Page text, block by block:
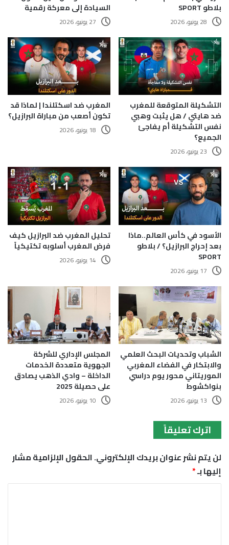
بلاطو SPORT
28 يونيو، 2026
السيادة إلى معركة رقمية
27 يونيو، 2026
التشكيلة المتوقعة للمغرب
ضد هايتي / هل يثبت وهبي
نفس التشكيلة أم يفاجئ
الجميع؟
23 يونيو، 2026
المغرب ضد اسكتلندا | لماذا قد
تكون أصعب من مباراة البرازيل؟
18 يونيو، 2026
الأسود في كأس العالم..ماذا
بعد إحراج البرازيل؟ / بلاطو
SPORT
17 يونيو، 2026
تحليل المغرب ضد البرازيل كيف
فرض المغرب أسلوبه تكتيكياً
14 يونيو، 2026
الشباب وتحديات البحث العلمي
والابتكار في الفضاء المغربي
الموريتاني محور يوم دراسي
بنواكشوط
13 يونيو، 2026
المجلس الإداري للشركة
الجهوية متعددة الخدمات
الداخلة – وادي الذهب يصادق
على حصيلة 2025
10 يونيو، 2026
اترك تعليقاً
لن يتم نشر عنوان بريدك الإلكتروني.الحقول الإلزامية مشار
إليها بـ*